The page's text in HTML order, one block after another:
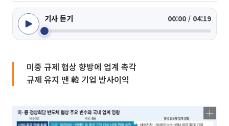
기사 듣기 00:00 / 04:19
미중 규제 협상 향방에 업계 촉각
규제 유지 땐 韓 기업 반사이익